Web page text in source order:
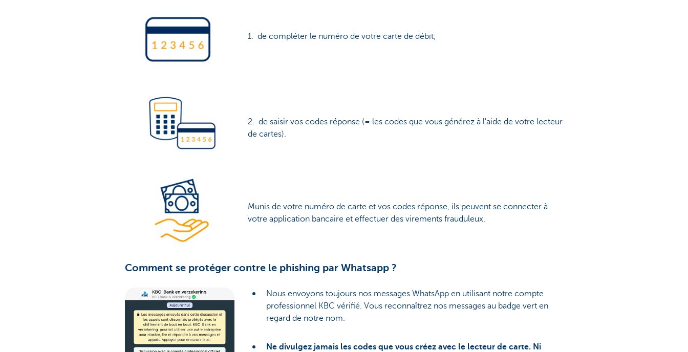
1. de compléter le numéro de votre carte de débit;
2. de saisir vos codes réponse (= les codes que vous générez à l'aide de votre lecteur
de cartes).
Munis de votre numéro de carte et vos codes réponse, ils peuvent se connecter à
votre application bancaire et effectuer des virements frauduleux.
Comment se protéger contre le phishing par Whatsapp ?
Nous envoyons toujours nos messages WhatsApp en utilisant notre compte
professionnel KBC vérifié. Vous reconnaîtrez nos messages au badge vert en
regard de notre nom.
Ne divulgez jamais les codes que vous créez avec le lecteur de carte. Ni